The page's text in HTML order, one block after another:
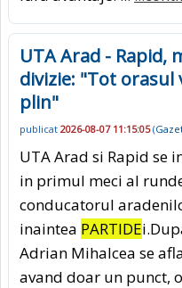
UTA Arad - Rapid,
divizie: "Tot orasul
plin"
publicat 2026-08-07 11:15:05(
UTA Arad si Rapid se
in primul meci al
conducatorul
inaintea PARTIDE
Adrian Mihalcea se
avand doar un punct,